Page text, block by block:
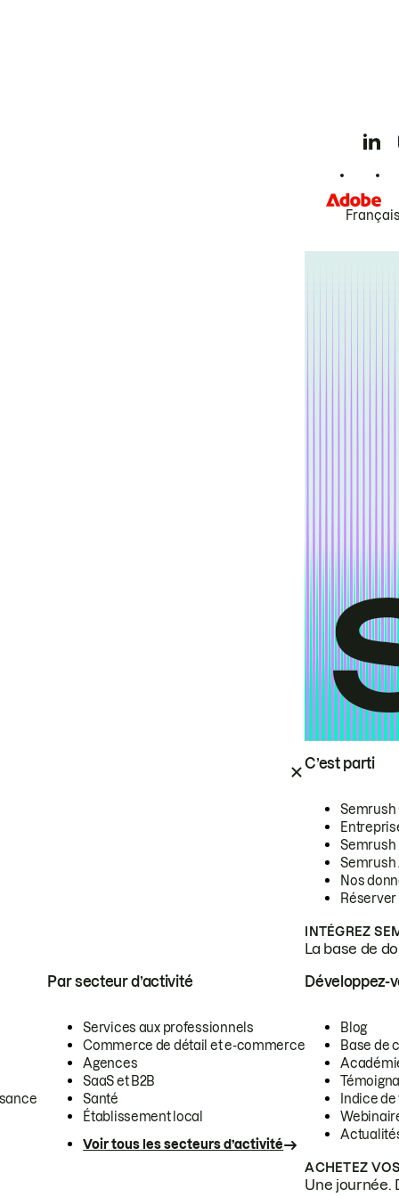
C’est parti
Semrush
Semrush
Semrush
Nos
INTÉGREZ
La base de
Par secteur d’activité
Services aux professionnels
Commerce de détail et e-commerce
Agences
SaaS et B2B
Santé
Établissement local
Voir tous les secteurs d’activité
Développez-
Blog
Base de
Indice
ACHETEZ
Une journée.